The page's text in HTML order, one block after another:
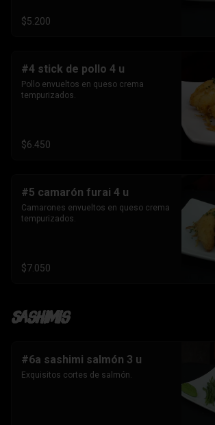
$5.200
#4 stick de pollo 4 u
Pollo envueltos en queso crema
tempurizados.
$6.450
#5 camarón furai 4 u
Camarones envueltos en queso crema
tempurizados.
$7.050
Sashimis
#6a sashimi salmón 3 u
Exquisitos cortes de salmón.